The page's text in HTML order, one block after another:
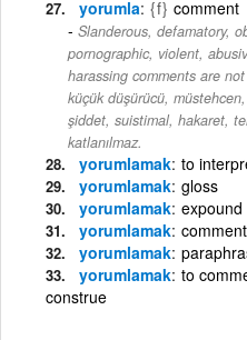
yorumla {f} comment
Slanderous, defamatory,
pornographic, violent,
harassing comments are
küçük düşürücü,
şiddet, suistimal, hakaret,
katlanılmaz.
yorumlamak to
yorumlamak gloss
yorumlamak expound
yorumlamak
yorumlamak
yorumlamak to
construe